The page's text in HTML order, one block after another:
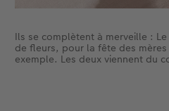
Ils se complètent à merveille :
de fleurs, pour la fête des
exemple. Les deux viennent du